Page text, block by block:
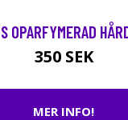
OPARFYMERAD
350 SEK
MER INFO!